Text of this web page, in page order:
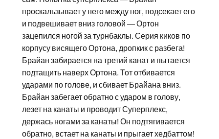
проскальзывает у него между ног, подсекает его
и подвешивает вниз головой — Ортон
зацепился ногой за турнбаклы. Серия киков по
корпусу висящего Ортона, дропкик с разбега!
Брайан забирается на третий канат и пытается
подтащить наверх Ортона. Тот отбивается
ударами по голове, и сбивает Брайана вниз.
Брайан забегает обратно с ударом в голову,
лезет на канаты и проводит Суперплекс,
держась ногами за канаты! Он подтягивается
обратно, встает на канаты и прыгает хедбаттом!